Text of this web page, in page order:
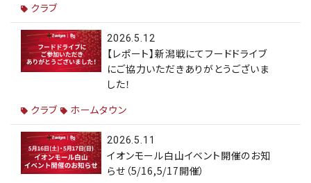
クラブ
2026.5.12
【レポート】新潟戦にてフードドライブ
にご協力いただきありがとうございま
した！
クラブ
ホームタウン
2026.5.11
イオンモール白山イベント開催のお知
らせ（5/16,5/17開催）